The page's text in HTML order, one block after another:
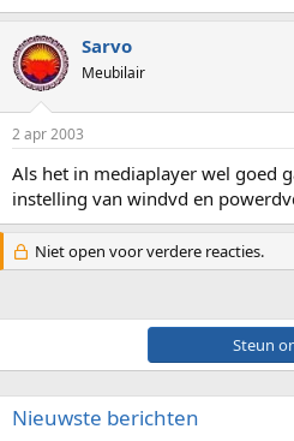
Sarvo
Meubilair
2 apr 2003
Als het in mediaplayer wel goed
instelling van windvd en
Niet open voor verdere reacties.
Steun
Nieuwste berichten